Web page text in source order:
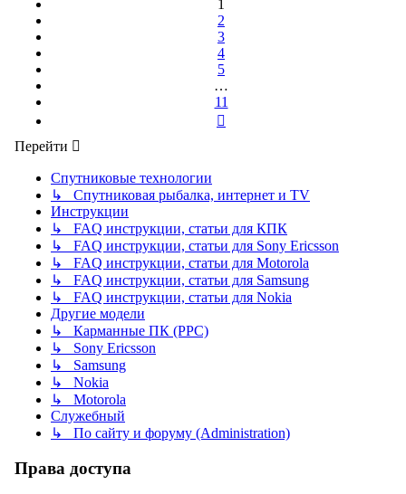
1
2
3
4
5
…
11
Перейти
Спутниковые технологии
↳ Спутниковая рыбалка, интернет и TV
Инструкции
↳ FAQ инструкции, статьи для КПК
↳ FAQ инструкции, статьи для Sony Ericsson
↳ FAQ инструкции, статьи для Motorola
↳ FAQ инструкции, статьи для Samsung
↳ FAQ инструкции, статьи для Nokia
Другие модели
↳ Карманные ПК (PPC)
↳ Sony Ericsson
↳ Samsung
↳ Nokia
↳ Motorola
Служебный
↳ По сайту и форуму (Administration)
Права доступа